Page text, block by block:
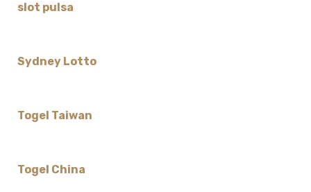
slot pulsa
Sydney Lotto
Togel Taiwan
Togel China